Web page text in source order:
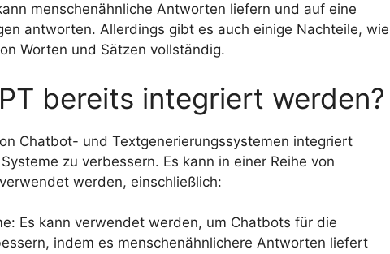
menschenähnliche Antworten liefern und auf eine
antworten. Allerdings gibt es auch einige Nachteile, wie
Worten und Sätzen vollständig.
bereits integriert werden?
Chatbot- und Textgenerierungssystemen integriert
zu verbessern. Es kann in einer Reihe von
werden, einschließlich:
Es kann verwendet werden, um Chatbots für die
indem es menschenähnlichere Antworten liefert